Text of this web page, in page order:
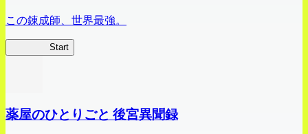
この錬成師、世界最強。
Start
薬屋のひとりごと 後宮異聞録